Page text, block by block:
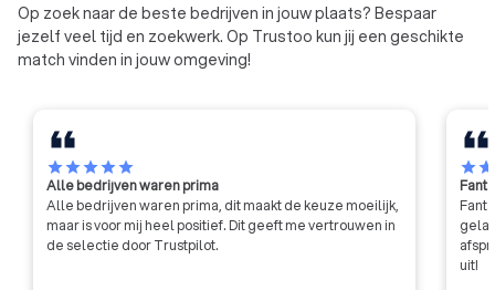
Op zoek naar de beste bedrijven in jouw plaats? Bespaar
jezelf veel tijd en zoekwerk. Op Trustoo kun jij een geschikte
match vinden in jouw omgeving!
starstarstarstarstar
Alle bedrijven waren prima
Alle bedrijven waren prima, dit maakt de keuze moeilijk,
maar is voor mij heel positief. Dit geeft me vertrouwen in
de selectie door Trustpilot.
starstar
uit!